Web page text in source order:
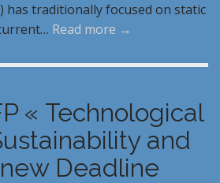
has traditionally focused on static
Read more →
« Technological
and
Deadline